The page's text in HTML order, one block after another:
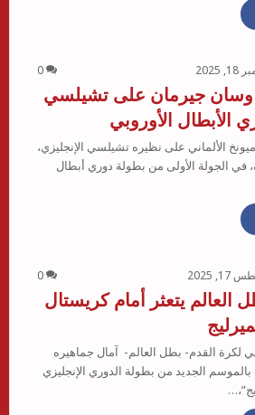
0
وسان جيرمان على تشيلسي
الأبطال الأوروبي
الألماني على نظيره تشيلسي الإنجليزي،
في الجولة الأولى من بطولة دوري أبطال
2025
0
يتعثر أمام كريستال
القدم- بطل العالم- آمال جماهيره
الجديد من بطولة الدوري الإنجليزي